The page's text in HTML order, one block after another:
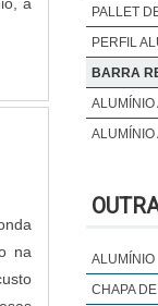
na
PALLET
PERFIL
BARRA
ALUMÍNIO
ALUMÍNIO
TÉRMICO
BALDE
BALDE
ALUMÍNIO
CHAPA